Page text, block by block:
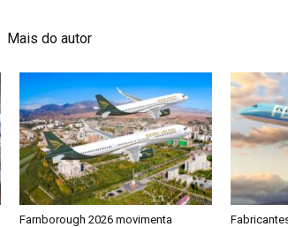
Mais do autor
Farnborough 2026 movimenta